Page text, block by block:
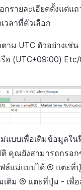
กรายละเอียดตั้งแต่
วลาที่ตัวเลือก
าม UTC ตัวอย่างเช่น
อ (UTC+09:00) Etc/
แบบเพื่อเติมข้อมูลใน
คุณยังสามารถกรอก
ล์แม่แบบได้ ⑤ แตะที่
เติม ⑥ แตะที่ปุ่ม - เพื่